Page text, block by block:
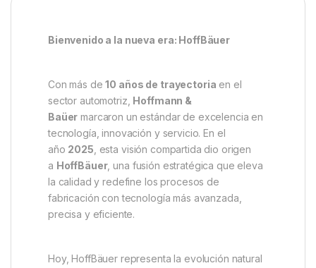
Bienvenido a la nueva era: HoffBäuer
Con más de10 años de trayectoria en el
sector automotriz, Hoffmann &
Baüer marcaron un estándar de excelencia en
tecnología, innovación y servicio. En el
año 2025 , esta visión compartida dio origen
a HoffBäuer, una fusión estratégica que eleva
la calidad y redefine los procesos de
fabricación con tecnología más avanzada,
precisa y eficiente.
Hoy, HoffBäuer representa la evolución natural